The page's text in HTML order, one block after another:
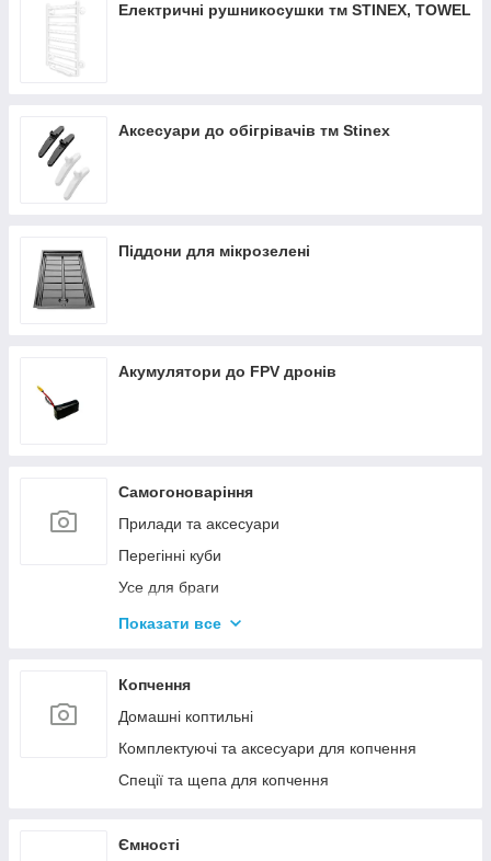
Електричні рушникосушки тм STINEX, TOWEL
Аксесуари до обігрівачів тм Stinex
Піддони для мікрозелені
Акумулятори до FPV дронів
Самогоноваріння
Прилади та аксесуари
Перегінні куби
Усе для браги
Комплектуючі та запчастини
Колони без ємності
Показати все
Копчення
Домашні коптильні
Комплектуючі та аксесуари для копчення
Спеції та щепа для копчення
Ємності